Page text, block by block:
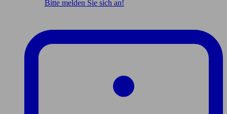
Bitte melden Sie sich an!